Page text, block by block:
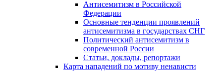
Антисемитизм в Российской
Федерации
Основные тенденции проявлений
антисемитизма в государствах СНГ
Политический антисемитизм в
современной России
Статьи, доклады, репортажи
Карта нападений по мотиву ненависти